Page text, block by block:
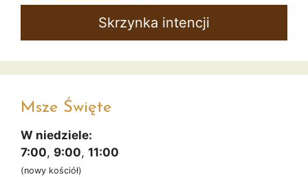
Skrzynka intencji
Msze Święte
W niedziele:
7:00, 9:00, 11:00
(nowy kościół)